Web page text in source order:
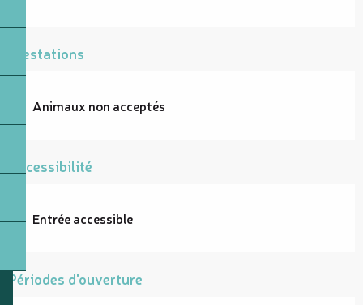
Prestations
Animaux non acceptés
Accessibilité
Entrée accessible
Périodes d'ouverture